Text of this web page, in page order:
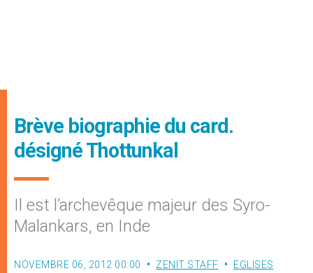
Brève biographie du card.
désigné Thottunkal
Il est l’archevêque majeur des Syro-
Malankars, en Inde
NOVEMBRE 06, 2012 00:00 ZENIT STAFF
EGLISES